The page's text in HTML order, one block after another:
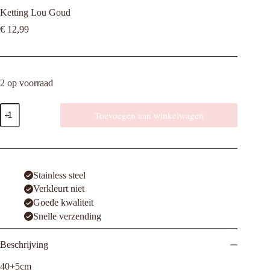
Ketting Lou Goud
€ 12,99
2 op voorraad
Ketting
Lou
Goud
Toevoegen aan winkelwagen
Stainless steel
Verkleurt niet
Goede kwaliteit
Snelle verzending
Beschrijving
40+5cm